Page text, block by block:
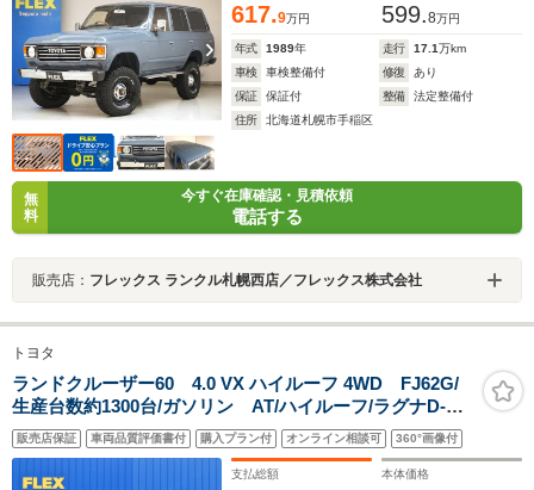
617.9万円 599.8万円
年式 1989年 走行 17.1万km
車検
車検整備付 修復
あり
保証
保証付 整備
法定整備付
住所
北海道札幌市手稲区
無
料
今すぐ在庫確認・見積依頼
電話する
販売店： フレックス ランクル札幌西店／フレックス株式会社
トヨタ
ランドクルーザー60 4.0 VX ハイルーフ 4WD FJ62G/
生産台数約1300台/ガソリン AT/ハイルーフ/ラグナD-フ
ォース/ワイドボディ/ガンメタリック/サンルーフ/角目四
灯フェイス/ナビ/ドア4面内張レザー部張替 直6エンジ
ン アルパイン ディスプレイオーディオ
販売店保証 車両品質評価書付 購入プラン付 オンライン相談可 360°画像付
支払総額 本体価格